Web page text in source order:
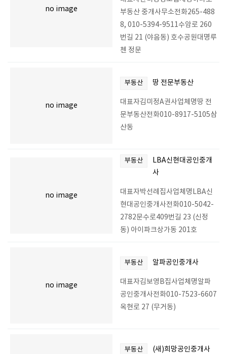
no image
부동산 중개사무소전화265-488
8, 010-5394-9511수암로 260
번길 21 (야음동) 호수공원대명루
첸 정문
no image
부동산 땅 전문부동산
대표자김미정A권사업체명땅 전
문부동산전화010-8917-5105삼
산동
no image
부동산
LBA신현대공인중개
사
대표자박선례집사업체명LBA신
현대공인중개사전화010-5042-
2782문수로409번길 23 (신정
동) 아이파크상가동 201호
no image
부동산 알파공인중개사
대표자김보영B집사업체명알파
공인중개사전화010-7523-6607
옥현로 27 (무거동)
부동산 (새)희망공인중개사